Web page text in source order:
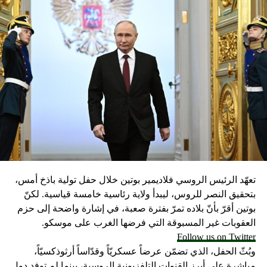
تعهّد الرئيس الروسي فلاديمير بوتين خلال حفل تولية باذخ أمس،
بتحقيق النصر للروس، ليبدأ ولاية رئاسية خامسة قياسية. لكنّ
بوتين أقرّ بأنّ بلاده تمرّ بفترة صعبة، في إشارة واضحة إلى حزم
العقوبات غير المسبوقة التي فرضها الغرب على موسكو.
Follow us on Twitter
وبُثّ الحفل، الذي تضمّن عرضاً عسكريّاً وقدّاساً أرثوذكسيّاً،